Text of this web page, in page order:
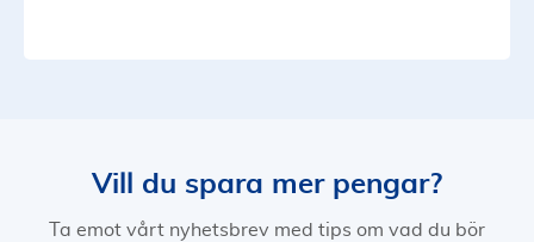
Vill du spara mer pengar?
Ta emot vårt nyhetsbrev med tips om vad du bör